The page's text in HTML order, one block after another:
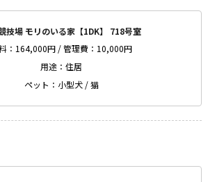
技場 モリのいる家【1DK】 718号室
：164,000円 / 管理費：10,000円
用途：住居
ペット：小型犬 / 猫